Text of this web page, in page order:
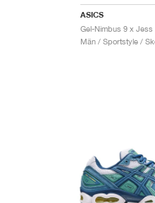
ASICS
Män / Sportstyle /